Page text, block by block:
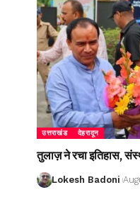
उत्तराखंड देहरादून
तुलाज़ ने रचा इतिहास,
Lokesh Badoni